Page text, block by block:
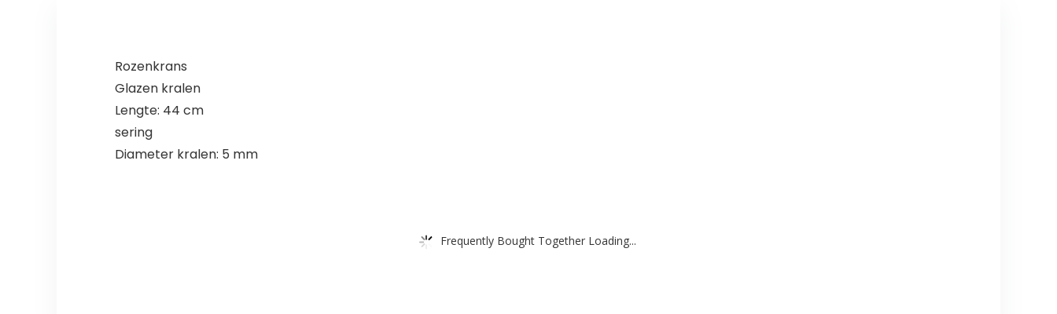
Rozenkrans
Glazen kralen
Lengte: 44 cm
sering
Diameter kralen: 5 mm
Frequently Bought Together Loading...